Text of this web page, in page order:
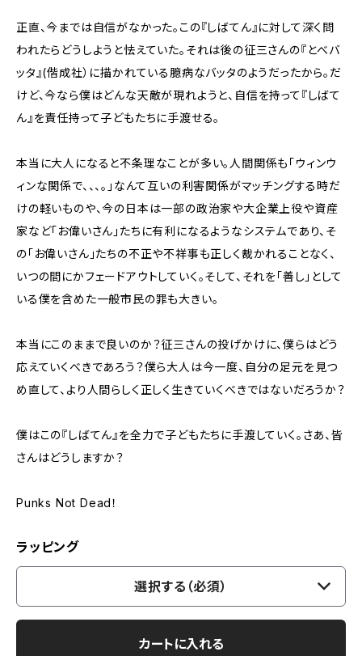
正直、今までは自信がなかった。この『しばてん』に対して深く問
われたらどうしようと怯えていた。それは後の征三さんの『とべバ
ッタ』(偕成社）に描かれている臆病なバッタのようだったから。だ
けど、今なら僕はどんな天敵が現れようと、自信を持って『しばて
ん』を責任持って子どもたちに手渡せる。
本当に大人になると不条理なことが多い。人間関係も「ウィンウ
ィンな関係で、、、。」なんて互いの利害関係がマッチングする時だ
けの軽いものや、今の日本は一部の政治家や大企業上役や資産
家など「お偉いさん」たちに有利になるようなシステムであり、そ
の「お偉いさん」たちの不正や不祥事も正しく裁かれることなく、
いつの間にかフェードアウトしていく。そして、それを「善し」として
いる僕を含めた一般市民の罪も大きい。
本当にこのままで良いのか？征三さんの投げかけに、僕らはどう
応えていくべきであろう？僕ら大人は今一度、自分の足元を見つ
め直して、より人間らしく正しく生きていくべきではないだろうか？
僕はこの『しばてん』を全力で子どもたちに手渡していく。さあ、皆
さんはどうしますか？
Punks Not Dead！
ラッピング
選択する（必須）
カートに入れる